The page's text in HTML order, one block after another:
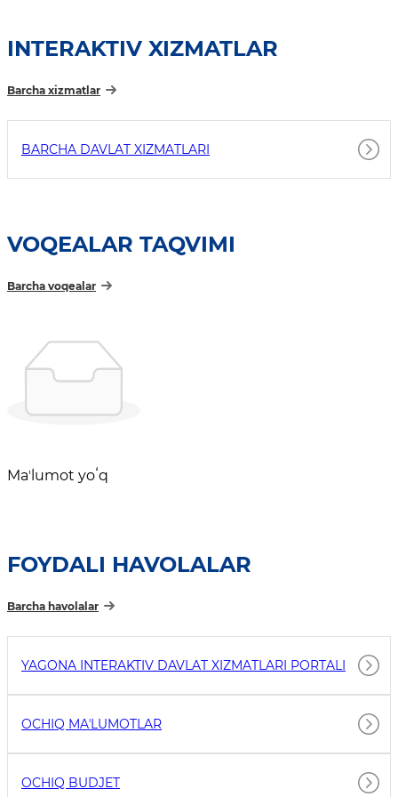
INTERAKTIV XIZMATLAR
Barcha xizmatlar
BARCHA DAVLAT XIZMATLARI
VOQEALAR TAQVIMI
Barcha voqealar
Maʼlumot yoʻq
FOYDALI HAVOLALAR
Barcha havolalar
YAGONA INTERAKTIV DAVLAT XIZMATLARI PORTALI
OCHIQ MAʼLUMOTLAR
OCHIQ BUDJET